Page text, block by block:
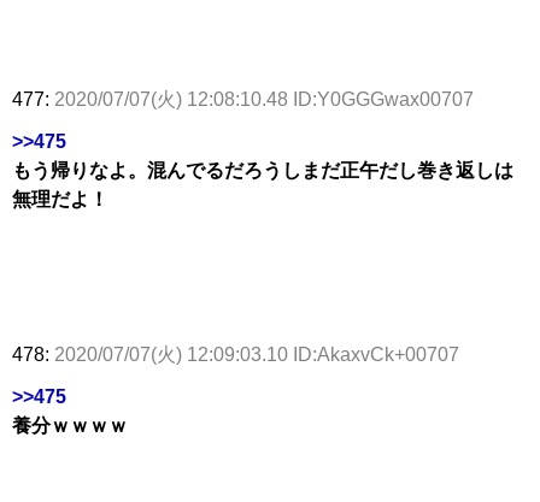
477: 2020/07/07(火) 12:08:10.48 ID:Y0GGGwax00707
>>475
もう帰りなよ。混んでるだろうしまだ正午だし巻き返しは
無理だよ！
478: 2020/07/07(火) 12:09:03.10 ID:AkaxvCk+00707
>>475
養分ｗｗｗｗ